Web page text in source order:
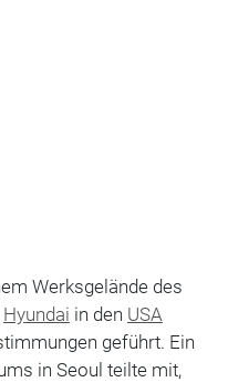
Werksgelände des
Hyundai in den USA
geführt. Ein
in Seoul teilte mit,